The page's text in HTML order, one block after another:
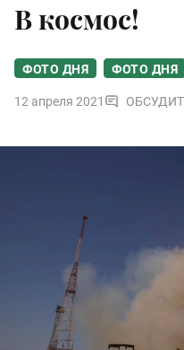
В космос!
ФОТО ДНЯ ФОТО ДНЯ
12 апреля 2021